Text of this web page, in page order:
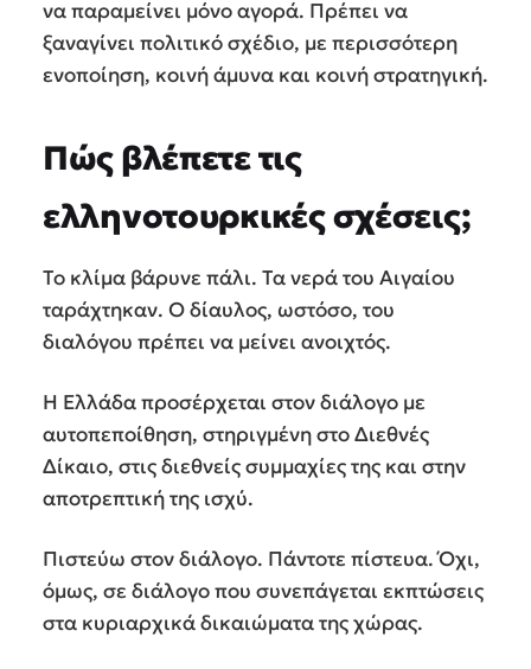
να παραμείνει μόνο αγορά. Πρέπει να
ξαναγίνει πολιτικό σχέδιο, με περισσότερη
ενοποίηση, κοινή άμυνα και κοινή στρατηγική.
Πώς βλέπετε τις
ελληνοτουρκικές σχέσεις;
Το κλίμα βάρυνε πάλι. Τα νερά του Αιγαίου
ταράχτηκαν. Ο δίαυλος, ωστόσο, του
διαλόγου πρέπει να μείνει ανοιχτός.
Η Ελλάδα προσέρχεται στον διάλογο με
αυτοπεποίθηση, στηριγμένη στο Διεθνές
Δίκαιο, στις διεθνείς συμμαχίες της και στην
αποτρεπτική της ισχύ.
Πιστεύω στον διάλογο. Πάντοτε πίστευα. Όχι,
όμως, σε διάλογο που συνεπάγεται εκπτώσεις
στα κυριαρχικά δικαιώματα της χώρας.